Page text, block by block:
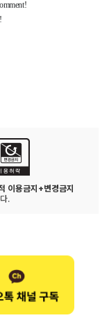
이용금지+변경금지
.